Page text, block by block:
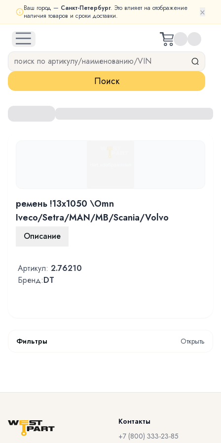
Ваш город — Санкт-Петербург. Это влияет на отображение
наличия товаров и сроки доставки.
×
open navigation menu
Поиск
ремень !13x1050 \Omn
Iveco/Setra/MAN/MB/Scania/Volvo
Описание
Артикул: 2.76210
Бренд:DT
Фильтры Открыть
Контакты
+7 (800) 333-23-85